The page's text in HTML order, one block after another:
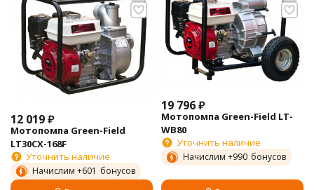
12 019₽
Мотопомпа Green-Field
LT30CX-168F
Уточнить наличие
Начислим +601 бонусов
19 796₽
Мотопомпа Green-Field LT-
WB80
Уточнить наличие
Начислим +990 бонусов